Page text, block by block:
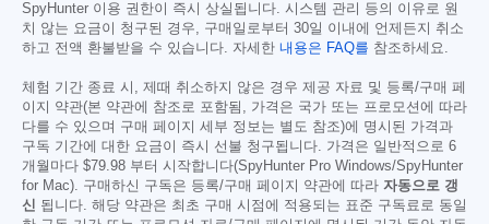
SpyHunter 이용 권한이 즉시 상실됩니다. 시스템 관리 등의 이유로 원
치 않는 요금이 청구된 경우, 구매일로부터 30일 이내에 언제든지 취소
하고 전액 환불받을 수 있습니다. 자세한 내용은 FAQ를 참조하세요.
체험 기간 종료 시, 제때 취소하지 않은 경우 제공 자료 및 등록/구매 페
이지 약관(본 약관에 참조로 포함됨, 가격은 국가 또는 프로모션에 따라
다를 수 있으며 구매 페이지 세부 정보는 별도 참조)에 명시된 가격과
구독 기간에 대한 요금이 즉시 선불 청구됩니다. 가격은 일반적으로 6
개월마다 $79.98 부터 시작합니다(SpyHunter Pro Windows/SpyHunter
for Mac). 구매하신 구독은 등록/구매 페이지 약관에 따라 자동으로 갱
신 됩니다. 해당 약관은 최초 구매 시점에 적용되는 표준 구독료로 동일